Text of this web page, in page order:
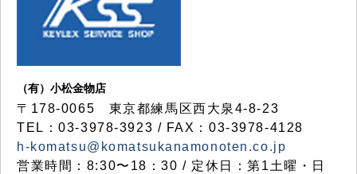
（有）小松金物店
〒178-0065 東京都練馬区西大泉4-8-23
TEL：03-3978-3923 / FAX：03-3978-4128
h-komatsu@komatsukanamonoten.co.jp
営業時間：8:30〜18：30 / 定休日：第1土曜・日